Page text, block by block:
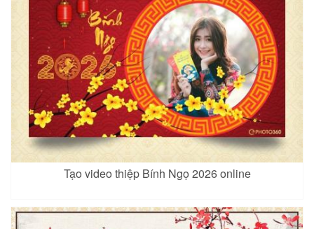
Tạo video thiệp Bính Ngọ 2026 online